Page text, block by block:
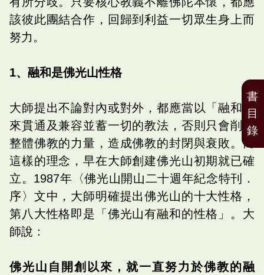
該彼此團結合作，回歸到利益一切眾生身上而
努力。
1、融和是佛光山性格
大師提出不論對內或對外，都應當以「融和」
來貫通及兼容並蓄一切的教法，否則只會削弱
整體佛教的力量，造成佛教的封閉與衰敗。而
這樣的理念，早在大師創建佛光山初期就已確
立。1987年〈佛光山開山二十週年紀念特刊．
序〉文中，大師明確提出佛光山的十大性格，
第八大性格即是「佛光山有融和的性格」。大
師說：
佛光山自開創以來，就一直努力於佛教的融
書
目
錄